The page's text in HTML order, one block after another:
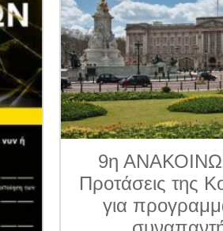
9η
Προτάσεις της
για